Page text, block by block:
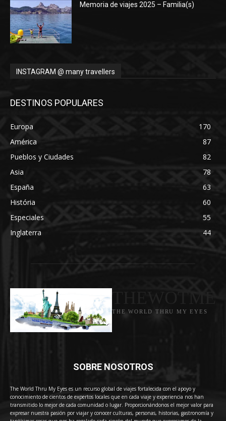
Memoria de viajes 2025 – Familia(s)
INSTAGRAM @ many travellers
DESTINOS POPULARES
Europa
170
América
87
Pueblos y Ciudades
82
Asia
78
España
63
História
60
Especiales
55
Inglaterra
44
THE WORLD THRU MY EYES
SOBRE NOSOTROS
The World Thru My Eyes es un recurso global de viajes fortalecida con el apoyo y
conocimiento de cientos de expertos locales que en cada viaje y experiencia nos han
transmitido lo mejor de cada comunidad o lugar. Proporcionándonos el mejor valor para
expresar nuestra pasión por viajar y conocer culturas, personas, historias, gastronomía y